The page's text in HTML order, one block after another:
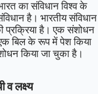
का संविधान विश्व के
है। भारतीय संविधान
प्रक्रिया है। एक संशोधन
बिल के रूप में पेश किया
किया जा चुका है।
व लक्ष्य